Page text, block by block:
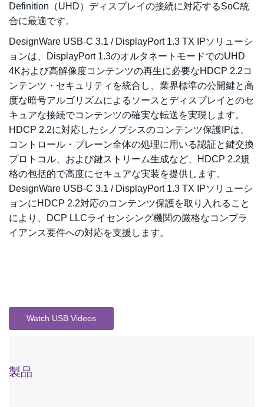
Definition（UHD）ディスプレイの接続に対応するSoC統
合に最適です。
DesignWare USB-C 3.1 / DisplayPort 1.3 TX IPソリューシ
ョンは、DisplayPort 1.3のオルタネートモードでのUHD
4Kおよび高解像度コンテンツの再生に必要なHDCP 2.2コ
ンテンツ・セキュリティを統合し、業界標準の公開鍵と高
度な暗号アルゴリズムによるソースとディスプレイとのセ
キュアな接続でコンテンツの確実な転送を実現します。
HDCP 2.2に対応したシノプシスのコンテンツ保護IPは、
コントロール・プレーン全体の処理に用いる認証と鍵交換
プロトコル、および鍵ストリーム生成など、HDCP 2.2規
格の包括的で高度にセキュアな実装を提供します。
DesignWare USB-C 3.1 / DisplayPort 1.3 TX IPソリューシ
ョンにHDCP 2.2対応のコンテンツ保護を取り入れること
により、DCP LLCライセンシング機関の厳格なコンプラ
イアンス要件への対応を支援します。
Watch USB Videos
製品